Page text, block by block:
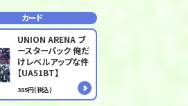
カード
UNION ARENA ブ
ースターパック 俺だ
けレベルアップな件
【UA51BT】
385円(税込)